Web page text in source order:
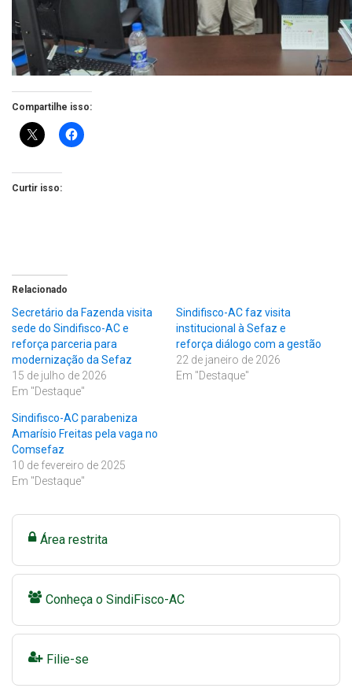
Compartilhe isso:
Curtir isso:
Relacionado
Secretário da Fazenda visita
sede do Sindifisco-AC e
reforça parceria para
modernização da Sefaz
15 de julho de 2026
Em "Destaque"
Sindifisco-AC faz visita
institucional à Sefaz e
reforça diálogo com a gestão
22 de janeiro de 2026
Em "Destaque"
Sindifisco-AC parabeniza
Amarísio Freitas pela vaga no
Comsefaz
10 de fevereiro de 2025
Em "Destaque"
Área restrita
Conheça o SindiFisco-AC
Filie-se